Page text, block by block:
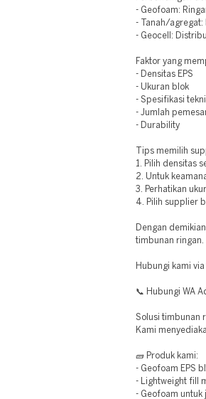
- Geofoam:
- Tanah/agregat:
- Geocell:
Faktor yang
- Densitas EPS
- Ukuran blok
- Spesifikasi
- Jumlah
- Durability
Tips memilih
1. Pilih densitas
2. Untuk
3. Perhatikan
4. Pilih supplier
Dengan
timbunan ringan.
Hubungi kami
📞 Hubungi WA
Solusi timbunan
Kami
🧱 Produk kami:
- Geofoam EPS
- Lightweight fill
- Geofoam untuk